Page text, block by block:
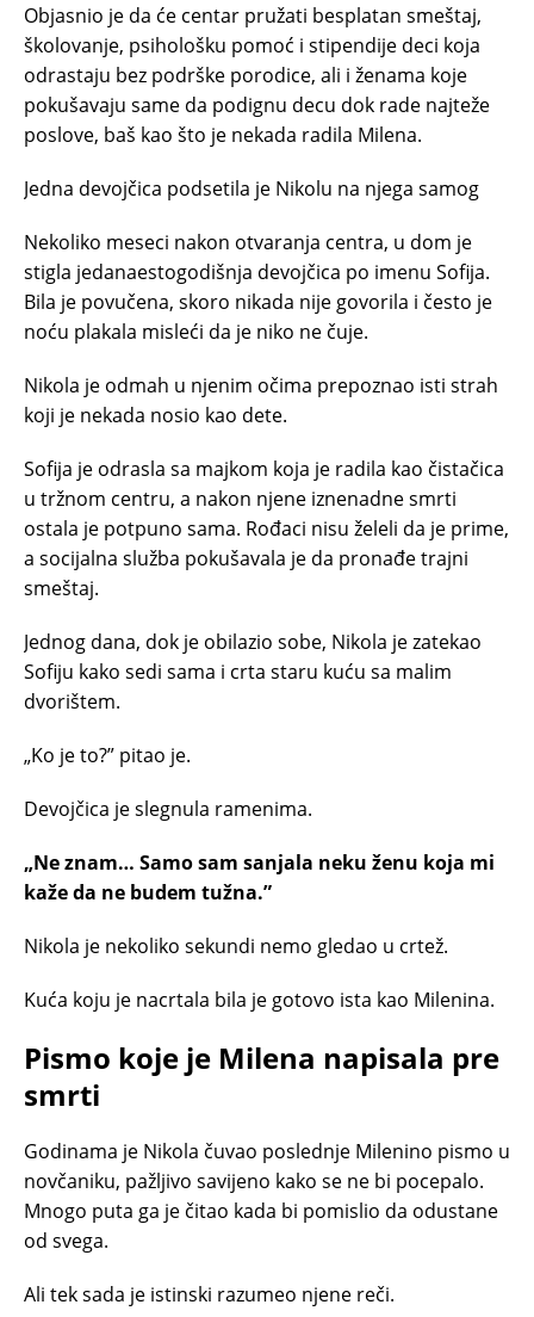
Objasnio je da će centar pružati besplatan smeštaj,
školovanje, psihološku pomoć i stipendije deci koja
odrastaju bez podrške porodice, ali i ženama koje
pokušavaju same da podignu decu dok rade najteže
poslove, baš kao što je nekada radila Milena.
Jedna devojčica podsetila je Nikolu na njega samog
Nekoliko meseci nakon otvaranja centra, u dom je
stigla jedanaestogodišnja devojčica po imenu Sofija.
Bila je povučena, skoro nikada nije govorila i često je
noću plakala misleći da je niko ne čuje.
Nikola je odmah u njenim očima prepoznao isti strah
koji je nekada nosio kao dete.
Sofija je odrasla sa majkom koja je radila kao čistačica
u tržnom centru, a nakon njene iznenadne smrti
ostala je potpuno sama. Rođaci nisu želeli da je prime,
a socijalna služba pokušavala je da pronađe trajni
smeštaj.
Jednog dana, dok je obilazio sobe, Nikola je zatekao
Sofiju kako sedi sama i crta staru kuću sa malim
dvorištem.
„Ko je to?” pitao je.
Devojčica je slegnula ramenima.
„Ne znam… Samo sam sanjala neku ženu koja mi
kaže da ne budem tužna.”
Nikola je nekoliko sekundi nemo gledao u crtež.
Kuća koju je nacrtala bila je gotovo ista kao Milenina.
Pismo koje je Milena napisala pre
smrti
Godinama je Nikola čuvao poslednje Milenino pismo u
novčaniku, pažljivo savijeno kako se ne bi pocepalo.
Mnogo puta ga je čitao kada bi pomislio da odustane
od svega.
Ali tek sada je istinski razumeo njene reči.